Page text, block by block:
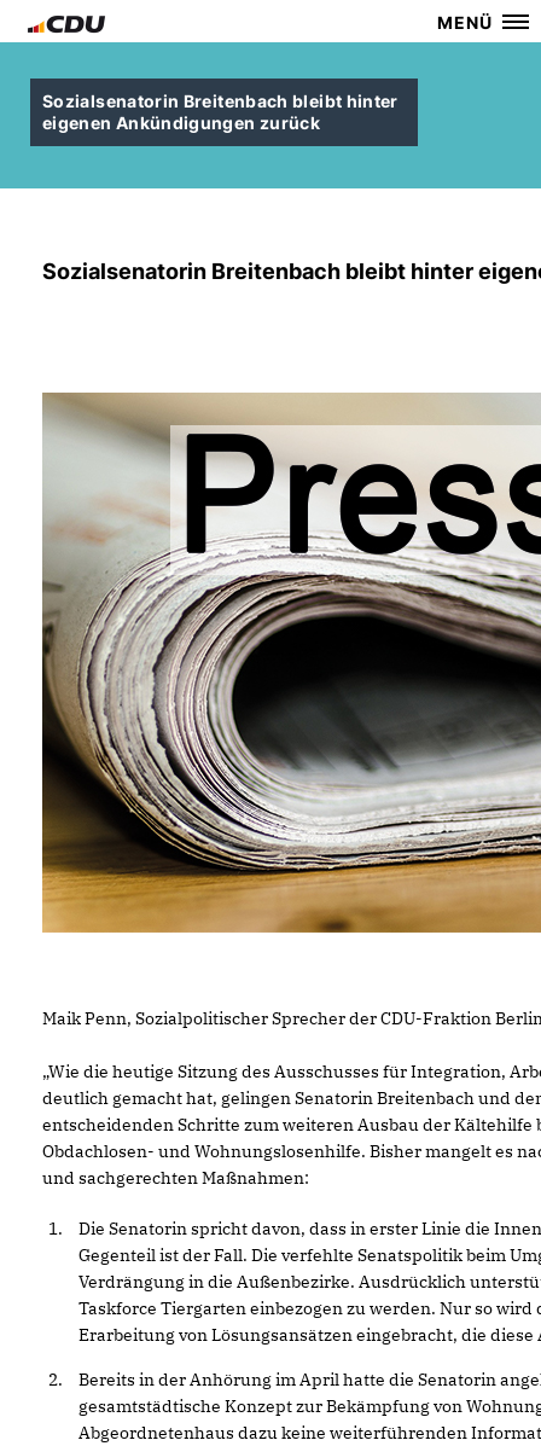
MENÜ
Sozialsenatorin Breitenbach bleibt hinter
eigenen Ankündigungen zurück
Sozialsenatorin Breitenbach bleibt hinter
Maik Penn, Sozialpolitischer Sprecher der CDU-Fraktion
Wie die heutige Sitzung des Ausschusses für Integration,
deutlich gemacht hat, gelingen Senatorin Breitenbach und
entscheidenden Schritte zum weiteren Ausbau der Kältehilfe
Obdachlosen- und Wohnungslosenhilfe. Bisher mangelt es
und sachgerechten Maßnahmen:
Die Senatorin spricht davon, dass in erster Linie die
Gegenteil ist der Fall. Die verfehlte Senatspolitik beim
Verdrängung in die Außenbezirke. Ausdrücklich
Taskforce Tiergarten einbezogen zu werden. Nur so
Erarbeitung von Lösungsansätzen eingebracht, die
Bereits in der Anhörung im April hatte die Senatorin
gesamtstädtische Konzept zur Bekämpfung von
Abgeordnetenhaus dazu keine weiterführenden